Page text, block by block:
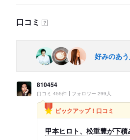
口コミ ？
好みのあ
810454
口コミ 455件 フォロワー 299人
ピックアップ！口コミ
甲本ヒロト、松重豊が下